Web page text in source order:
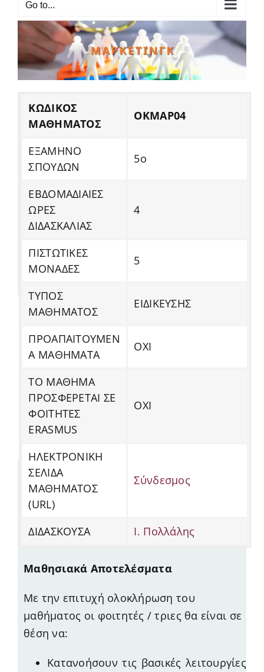
Go to...
ΚΩΔΙΚΟΣ
ΜΑΘΗΜΑΤΟΣ
ΟΚΜΑΡ04
ΕΞΑΜΗΝΟ
ΣΠΟΥΔΩΝ
5ο
ΕΒΔΟΜΑΔΙΑΙΕΣ
ΩΡΕΣ
ΔΙΔΑΣΚΑΛΙΑΣ
4
ΠΙΣΤΩΤΙΚΕΣ
ΜΟΝΑΔΕΣ
5
ΤΥΠΟΣ
ΜΑΘΗΜΑΤΟΣ
ΕΙΔΙΚΕΥΣΗΣ
ΠΡΟΑΠΑΙΤΟΥΜΕΝ
Α ΜΑΘΗΜΑΤΑ
ΟΧΙ
ΤΟ ΜΑΘΗΜΑ
ΠΡΟΣΦΕΡΕΤΑΙ ΣΕ
ΦΟΙΤΗΤΕΣ
ERASMUS
ΟΧΙ
ΗΛΕΚΤΡΟΝΙΚΗ
ΣΕΛΙΔΑ
ΜΑΘΗΜΑΤΟΣ
(URL)
Σύνδεσμος
ΔΙΔΑΣΚΟΥΣΑ Ι. Πολλάλης
Μαθησιακά Αποτελέσματα
Με την επιτυχή ολοκλήρωση του
μαθήματος οι φοιτητές / τριες θα είναι σε
θέση να:
Κατανοήσουν τις βασικές λειτουργίες